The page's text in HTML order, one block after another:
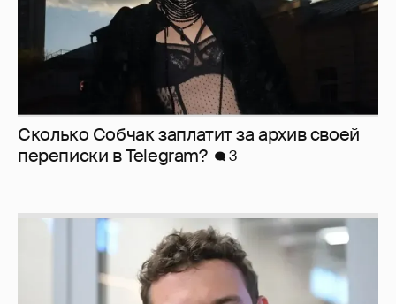
Сколько Собчак заплатит за архив своей
перeписки в Telegram?
3